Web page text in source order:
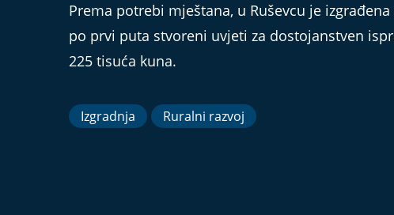
Prema potrebi mještana, u Ruševcu je
po prvi puta stvoreni uvjeti za dostojanstven
225 tisuća kuna.
Izgradnja Ruralni razvoj